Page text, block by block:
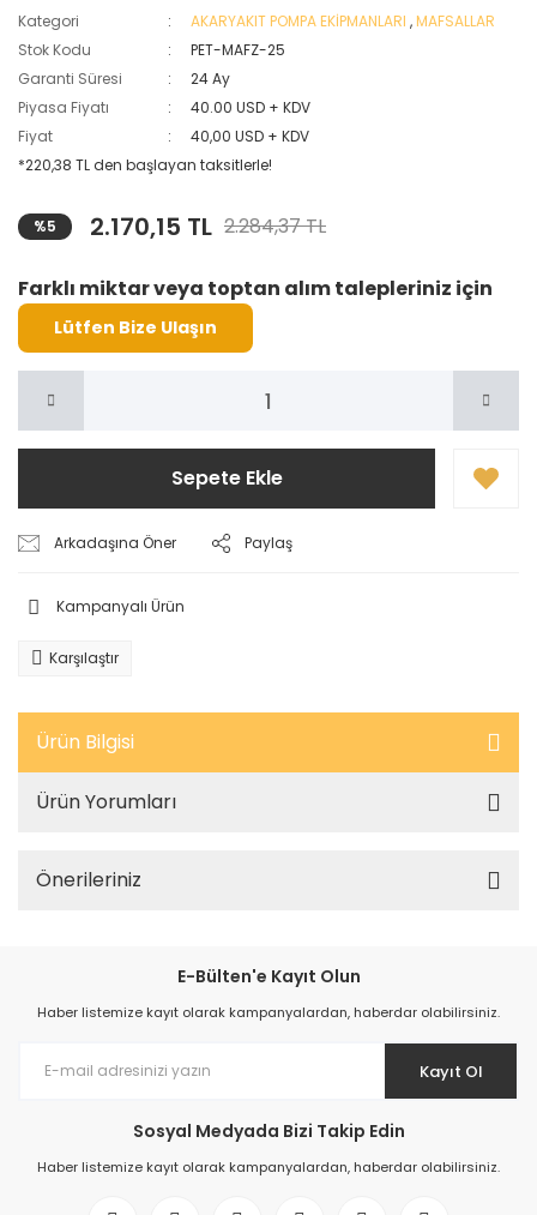
Kategori AKARYAKIT POMPA EKİPMANLARI ,MAFSALLAR
Stok Kodu
PET-MAFZ-25
Garanti Süresi
24 Ay
Piyasa Fiyatı
40.00 USD + KDV
Fiyat
40,00 USD + KDV
*220,38 TL den başlayan taksitlerle!
%5 2.170,15 TL 2.284,37 TL
Farklı miktar veya toptan alım talepleriniz için
Lütfen Bize Ulaşın
Sepete Ekle
Arkadaşına Öner Paylaş
Kampanyalı Ürün
Karşılaştır
Ürün Bilgisi
Ürün Yorumları
Önerileriniz
E-Bülten'e Kayıt Olun
Haber listemize kayıt olarak kampanyalardan, haberdar olabilirsiniz.
Kayıt Ol
Sosyal Medyada Bizi Takip Edin
Haber listemize kayıt olarak kampanyalardan, haberdar olabilirsiniz.